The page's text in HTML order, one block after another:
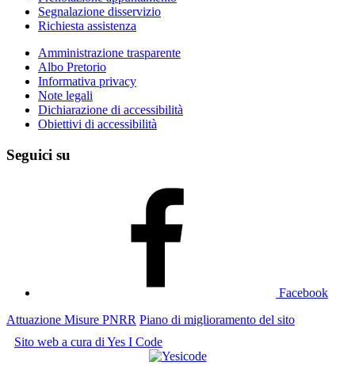
Segnalazione disservizio
Richiesta assistenza
Amministrazione trasparente
Albo Pretorio
Informativa privacy
Note legali
Dichiarazione di accessibilità
Obiettivi di accessibilità
Seguici su
Facebook
Attuazione Misure PNRR Piano di miglioramento del sito
Sito web a cura di Yes I Code